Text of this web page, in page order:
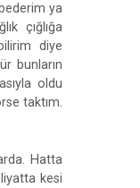
ya
çığlığa
diye
bunların
oldu
taktım.
Hatta
kesi